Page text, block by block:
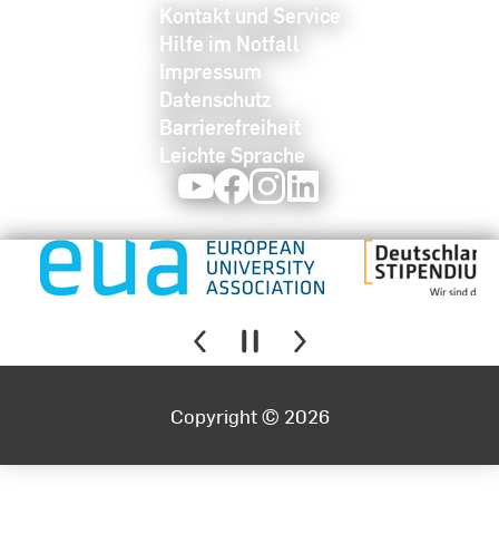
Kontakt und Service
Hilfe im Notfall
Impressum
Datenschutz
Barrierefreiheit
Leichte Sprache
YoutubeFacebookInstagram
Copyright © 2026